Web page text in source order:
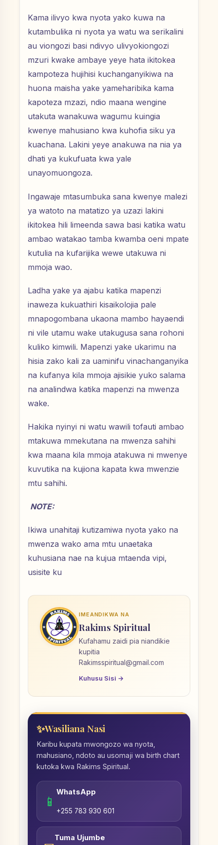
Kama ilivyo kwa nyota yako kuwa na
kutambulika ni nyota ya watu wa serikalini
au viongozi basi ndivyo ulivyokiongozi
mzuri kwake ambaye yeye hata ikitokea
kampoteza hujihisi kuchanganyikiwa na
huona maisha yake yameharibika kama
kapoteza mzazi, ndio maana wengine
utakuta wanakuwa wagumu kuingia
kwenye mahusiano kwa kuhofia siku ya
kuachana. Lakini yeye anakuwa na nia ya
dhati ya kukufuata kwa yale
unayomuongoza.
Ingawaje mtasumbuka sana kwenye malezi
ya watoto na matatizo ya uzazi lakini
ikitokea hili limeenda sawa basi katika watu
ambao watakao tamba kwamba oeni mpate
kutulia na kufarijika wewe utakuwa ni
mmoja wao.
Ladha yake ya ajabu katika mapenzi
inaweza kukuathiri kisaikolojia pale
mnapogombana ukaona mambo hayaendi
ni vile utamu wake utakugusa sana rohoni
kuliko kimwili. Mapenzi yake ukarimu na
hisia zako kali za uaminifu vinachanganyika
na kufanya kila mmoja ajisikie yuko salama
na analindwa katika mapenzi na mwenza
wake.
Hakika nyinyi ni watu wawili tofauti ambao
mtakuwa mmekutana na mwenza sahihi
kwa maana kila mmoja atakuwa ni mwenye
kuvutika na kujiona kapata kwa mwenzie
mtu sahihi.
NOTE:
Ikiwa unahitaji kutizamiwa nyota yako na
mwenza wako ama mtu unaetaka
kuhusiana nae na kujua mtaenda vipi,
usisite ku
IMEANDIKWA NA
Rakims Spiritual
Kufahamu zaidi pia niandikie
kupitia
Rakimsspiritual@gmail.com
Kuhusu Sisi →
Wasiliana Nasi
Karibu kupata mwongozo wa nyota,
mahusiano, ndoto au usomaji wa birth chart
kutoka kwa Rakims Spiritual.
📱
WhatsApp
+255 783 930 601
Tuma Ujumbe